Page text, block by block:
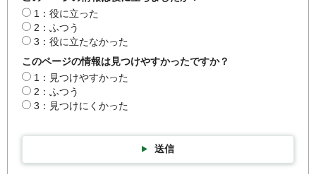
1：役に立った
2：ふつう
3：役に立たなかった
このページの情報は見つけやすかったですか？
1：見つけやすかった
2：ふつう
3：見つけにくかった
送信